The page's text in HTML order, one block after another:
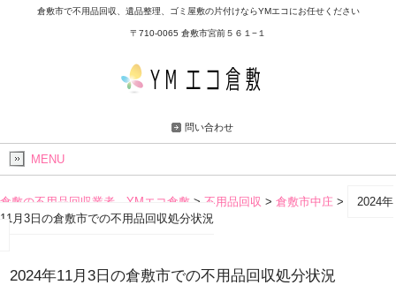
倉敷市で不用品回収、遺品整理、ゴミ屋敷の片付けならYMエコにお任せください
〒710-0065 倉敷市宮前５６１−１
問い合わせ
MENU
倉敷の不用品回収業者 YMエコ倉敷 > 不用品回収 > 倉敷市中庄 >
2024年
11月3日の倉敷市での不用品回収処分状況
2024年11月3日の倉敷市での不用品回収処分状況